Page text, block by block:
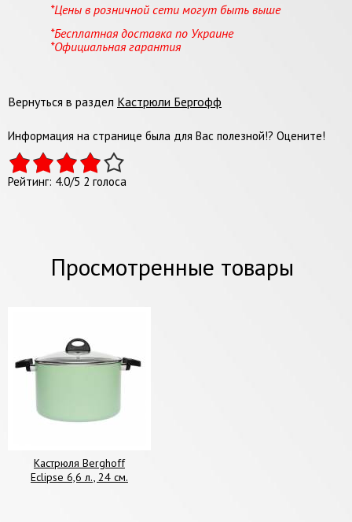
*Цены в розничной сети могут быть выше
*Бесплатная доставка по Украине
*Официальная гарантия
Вернуться в раздел Кастрюли Бергофф
Информация на странице была для Вас полезной!? Оцените!
Рейтинг: 4.0/5 2 голоса
Просмотренные товары
Кастрюля Berghoff
Eclipse 6,6 л., 24 см.